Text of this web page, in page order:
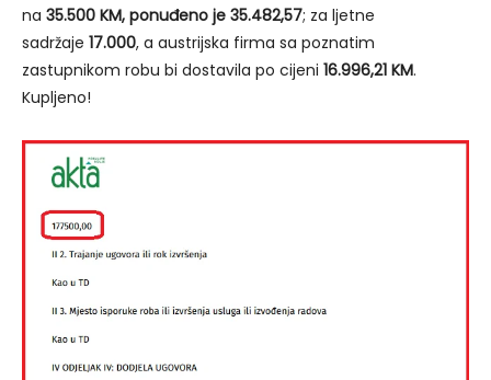
na 35.500 KM, ponuđeno je 35.482,57; za ljetne
sadržaje 17.000, a austrijska firma sa poznatim
zastupnikom robu bi dostavila po cijeni 16.996,21 KM.
Kupljeno!